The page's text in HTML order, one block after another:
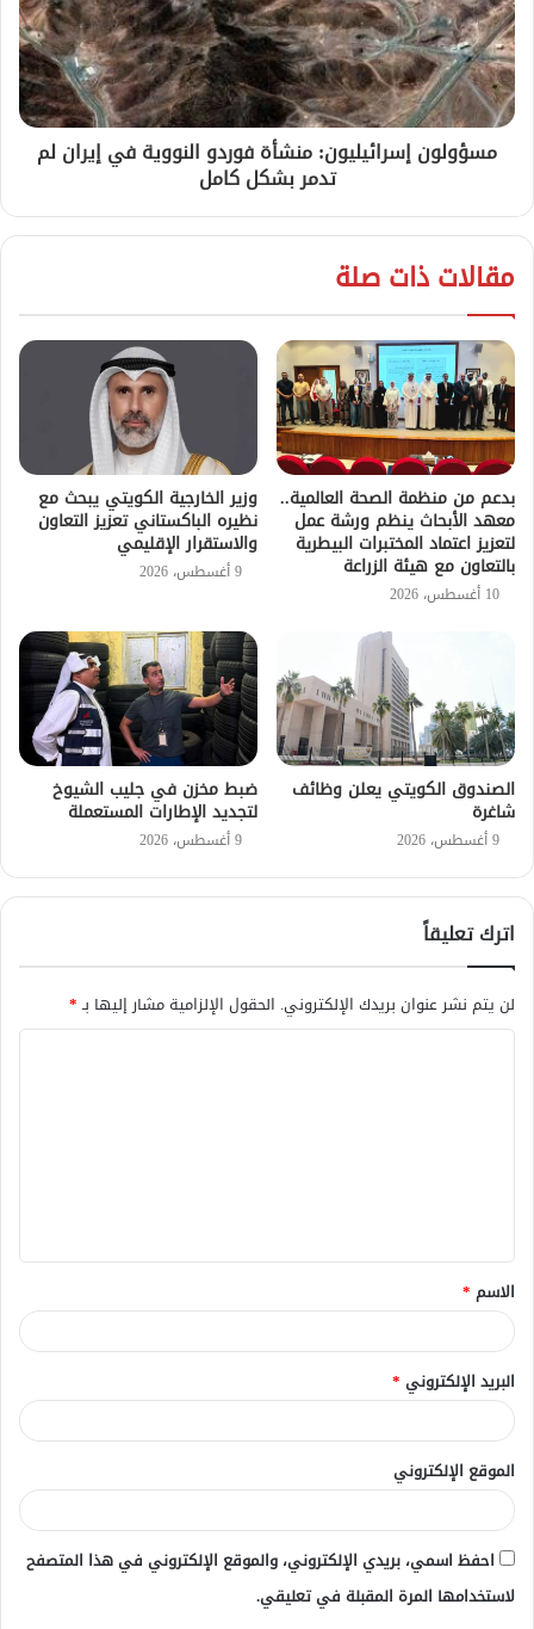
مسؤولون إسرائيليون: منشأة فوردو النووية في إيران لم
تدمر بشكل كامل
مقالات ذات صلة
بدعم من منظمة الصحة العالمية..
معهد الأبحاث ينظم ورشة عمل
لتعزيز اعتماد المختبرات البيطرية
بالتعاون مع هيئة الزراعة
10 أغسطس، 2026
وزير الخارجية الكويتي يبحث مع
نظيره الباكستاني تعزيز التعاون
والاستقرار الإقليمي
9 أغسطس، 2026
الصندوق الكويتي يعلن وظائف
شاغرة
9 أغسطس، 2026
ضبط مخزن في جليب الشيوخ
لتجديد الإطارات المستعملة
9 أغسطس، 2026
اترك تعليقاً
لن يتم نشر عنوان بريدك الإلكتروني. الحقول الإلزامية مشار إليها بـ*
ق
*
الاسم *
البريد الإلكتروني *
الموقع الإلكتروني
احفظ اسمي، بريدي الإلكتروني، والموقع الإلكتروني في هذا المتصفح
لاستخدامها المرة المقبلة في تعليقي.